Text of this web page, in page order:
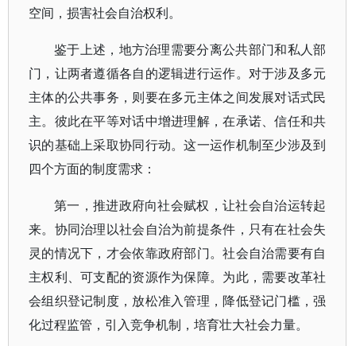
空间，损害社会自治权利。
鉴于上述，地方治理需要分离公共部门和私人部
门，让两者遵循各自的逻辑进行运作。对于涉及多元
主体的公共事务，则要在多元主体之间发展对话式民
主。彼此在平等对话中增进理解，在承诺、信任和共
识的基础上采取协同行动。这一运作机制至少涉及到
四个方面的制度需求：
第一，推进政府向社会赋权，让社会自治运转起
来。协同治理以社会自治为前提条件，只有在社会失
灵的情况下，才会依靠政府部门。社会自治需要有自
主权利、可支配的资源作为保障。为此，需要改革社
会组织登记制度，放松准入管理，降低登记门槛，强
化过程监管，引入竞争机制，培育壮大社会力量。